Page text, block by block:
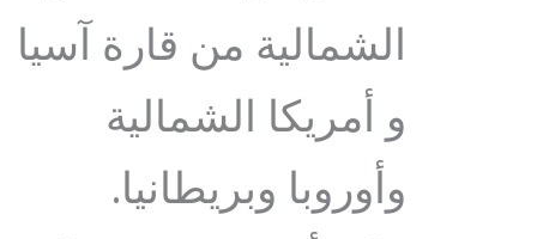
الشمالية من قارة آسيا
و أمريكا الشمالية
وأوروبا وبريطانيا.